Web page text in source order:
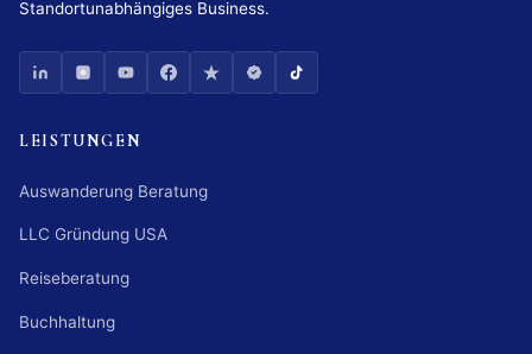
Standortunabhängiges Business.
LEISTUNGEN
Auswanderung Beratung
LLC Gründung USA
Reiseberatung
Buchhaltung